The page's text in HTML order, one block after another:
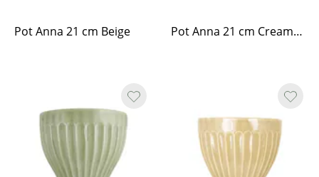
Pot Anna 21 cm Beige Pot Anna 21 cm Cream White